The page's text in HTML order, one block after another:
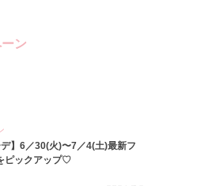
ン
デ】6／30(火)〜7／4(土)最新フ
ピックアップ♡